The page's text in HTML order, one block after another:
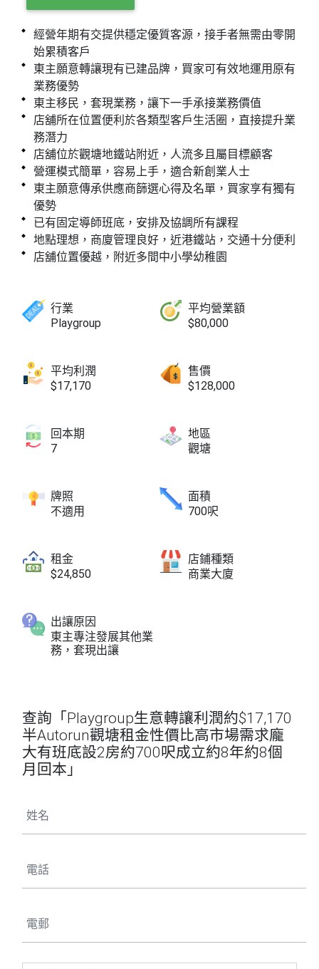
經營年期有交提供穩定優質客源，接手者無需由零開
始累積客戶
東主願意轉讓現有已建品牌，買家可有效地運用原有
業務優勢
東主移民，套現業務，讓下一手承接業務價值
店舖所在位置便利於各類型客戶生活圈，直接提升業
務潛力
店舖位於觀塘地鐵站附近，人流多且屬目標顧客
營運模式簡單，容易上手，適合新創業人士
東主願意傳承供應商篩選心得及名單，買家享有獨有
優勢
已有固定導師班底，安排及協調所有課程
地點理想，商廈管理良好，近港鐵站，交通十分便利
店舖位置優越，附近多間中小學幼稚園
行業
Playgroup
平均營業額
$80,000
平均利潤
$17,170
售價
$128,000
回本期
7
地區
觀塘
牌照
不適用
面積
700呎
租金
$24,850
店鋪種類
商業大廈
出讓原因
東主專注發展其他業
務，套現出讓
查詢「Playgroup生意轉讓利潤約$17,170
半Autorun觀塘租金性價比高市場需求龐
大有班底設2房約700呎成立約8年約8個
月回本」